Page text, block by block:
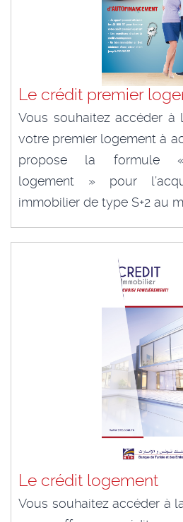
Le crédit premier
Vous souhaitez accéder à
votre premier logement à
propose la formule
logement » pour
immobilier de type S+2 au
Le crédit logement
Vous souhaitez accéder à